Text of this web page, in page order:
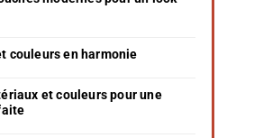
couleurs en harmonie
et couleurs pour une